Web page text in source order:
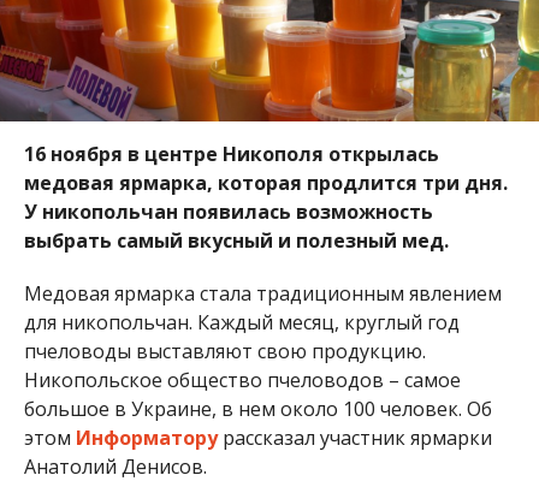
16 ноября в центре Никополя открылась
медовая ярмарка, которая продлится три дня.
У никопольчан появилась возможность
выбрать самый вкусный и полезный мед.
Медовая ярмарка стала традиционным явлением
для никопольчан. Каждый месяц, круглый год
пчеловоды выставляют свою продукцию.
Никопольское общество пчеловодов – самое
большое в Украине, в нем около 100 человек. Об
этом Информаторурассказал участник ярмарки
Анатолий Денисов.